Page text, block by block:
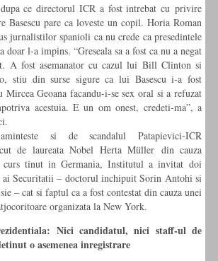
ce directorul ICR a fost intrebat cu privire
Basescu pare ca loveste un copil. Horia Roman
jurnalistilor spanioli ca nu crede ca presedintele
l-a impins. “Greseala sa a fost ca nu a negat
A fost asemanator cu cazul lui Bill Clinton si
stiu din surse sigure ca lui Basescu i-a fost
Geoana facandu-i-se sex oral si a refuzat
acestuia. E un om onest, credeti-ma”, a
si de scandalul Patapievici-ICR
de laureata Nobel Herta Müller din cauza
tinut in Germania, Institutul a invitat doi
ai Securitatii – doctorul inchipuit Sorin Antohi si
– cat si faptul ca a fost contestat din cauza unei
organizata la New York.
Nici candidatul, nici staff-ul de
o asemenea inregistrare